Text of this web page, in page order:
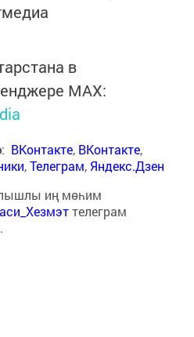
в
MАХ:
: ВКонтакте, ВКонтакте,
,Телеграм, Яндекс.Дзен
иң мөһим
телеграм